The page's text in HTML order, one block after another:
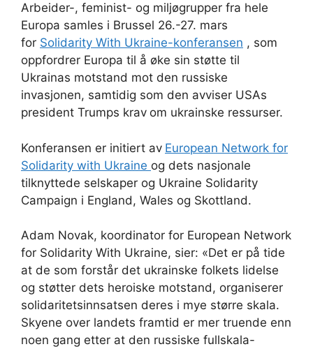
Arbeider-, feminist- og miljøgrupper fra hele
Europa samles i Brussel 26.-27. mars
for Solidarity With Ukraine-konferansen , som
oppfordrer Europa til å øke sin støtte til
Ukrainas motstand mot den russiske
invasjonen, samtidig som den avviser USAs
president Trumps krav om ukrainske ressurser.
Konferansen er initiert av European Network for
Solidarity with Ukraine og dets nasjonale
tilknyttede selskaper og Ukraine Solidarity
Campaign i England, Wales og Skottland.
Adam Novak, koordinator for European Network
for Solidarity With Ukraine, sier: «Det er på tide
at de som forstår det ukrainske folkets lidelse
og støtter dets heroiske motstand, organiserer
solidaritetsinnsatsen deres i mye større skala.
Skyene over landets framtid er mer truende enn
noen gang etter at den russiske fullskala-